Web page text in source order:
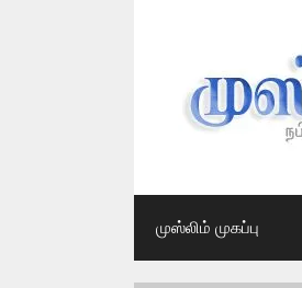
முஸ்லிம் முகப்பு